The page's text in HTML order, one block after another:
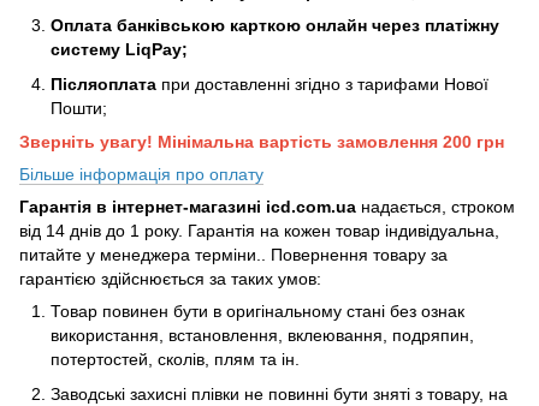
Оплата банківською карткою онлайн через платіжну
систему LiqPay;
Післяоплата при доставленні згідно з тарифами Нової
Пошти;
Зверніть увагу! Мінімальна вартість замовлення 200 грн
Більше інформація про оплату
Гарантія в інтернет-магазині icd.com.ua надається, строком
від 14 днів до 1 року. Гарантія на кожен товар індивідуальна,
питайте у менеджера терміни.. Повернення товару за
гарантією здійснюється за таких умов:
Товар повинен бути в оригінальному стані без ознак
використання, встановлення, вклеювання, подряпин,
потертостей, сколів, плям та ін.
Заводські захисні плівки не повинні бути зняті з товару, на